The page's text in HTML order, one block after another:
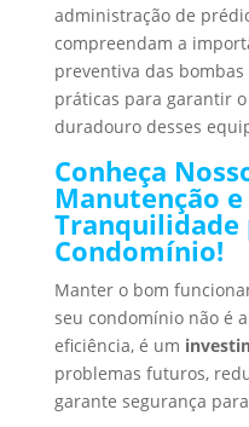
administração de
compreendam a
preventiva das bombas
práticas para garantir
duradouro desses
Conheça
Manutenção
Tranquilidade
Condomínio!
Manter o bom
seu condomínio não é
eficiência, é um
problemas futuros,
garante segurança